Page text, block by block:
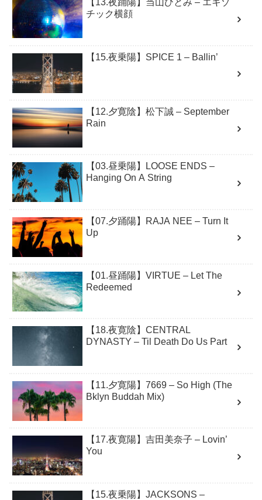
【13.夜踊陽】当山ひとみ – エキゾ
チック横顔
【15.夜乗陽】SPICE 1 – Ballin’
【12.夕寛陰】松下誠 – September
Rain
【03.昼乗陽】LOOSE ENDS –
Hanging On A String
【07.夕踊陽】RAJA NEE – Turn It
Up
【01.昼踊陽】VIRTUE – Let The
Redeemed
【18.夜寛陰】CENTRAL
DYNASTY – Til Death Do Us Part
【11.夕寛陽】7669 – So High (The
Bklyn Buddah Mix)
【17.夜寛陽】吉田美奈子 – Lovin’
You
【15.夜乗陽】JACKSONS –